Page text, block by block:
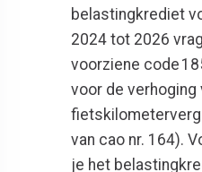
belastingkrediet
2024 tot 2026
voorziene code
voor de verhoging
van cao nr. 164).
je het